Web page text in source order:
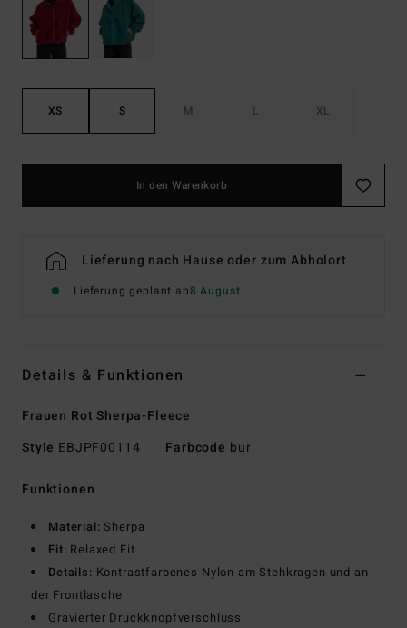
XS S M L XL
In den Warenkorb
Lieferung nach Hause oder zum Abholort
Lieferung geplant ab8 August
Details & Funktionen
Frauen Rot Sherpa-Fleece
Style EBJPF00114 Farbcode bur
Funktionen
Material: Sherpa
Fit: Relaxed Fit
Details: Kontrastfarbenes Nylon am Stehkragen und an
der Frontlasche
Gravierter Druckknopfverschluss